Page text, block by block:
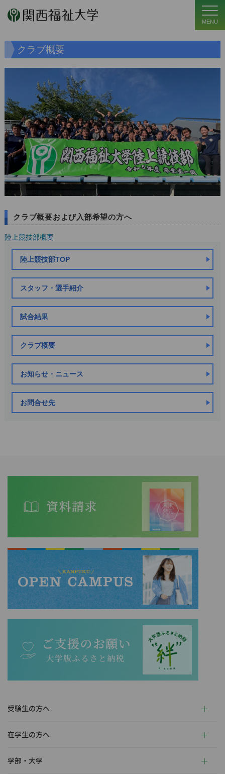
MENU
クラブ概要
クラブ概要および入部希望の方へ
陸上競技部概要
陸上競技部TOP
スタッフ・選手紹介
試合結果
クラブ概要
お知らせ・ニュース
お問合せ先
受験生の方へ
在学生の方へ
学部・大学